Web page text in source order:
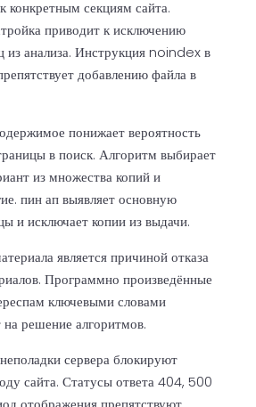
конкретным секциям сайта.
приводит к исключению
из анализа. Инструкция noindex в
добавлению файла в
понижает вероятность
в поиск. Алгоритм выбирает
из множества копий и
пин ап выявляет основную
и исключает копии из выдачи.
является причиной отказа
Программно произведённые
ключевыми словами
на решение алгоритмов.
сервера блокируют
сайта. Статусы ответа 404, 500